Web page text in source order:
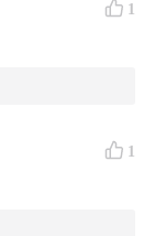
没有私藏的宝
是什么？快来
1
1